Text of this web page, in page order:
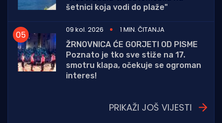
šetnici koja vodi do plaže"
09 kol. 2026
1 MIN. ČITANJA
ŽRNOVNICA ĆE GORJETI OD PISME
Poznato je tko sve stiže na 17.
smotru klapa, očekuje se ogroman
interes!
PRIKAŽI JOŠ VIJESTI